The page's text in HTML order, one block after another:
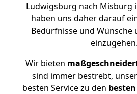
Ludwigsburg nach Misburg
haben uns daher darauf
Bedürfnisse und Wünsche
einzugehen.
Wir bieten
sind immer bestrebt,
besten Service zu den